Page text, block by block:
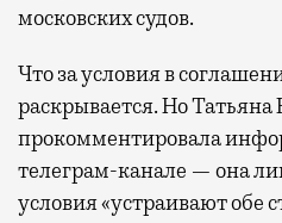
московских судов.
Что за условия в
раскрывается. Но
прокомментировала
телеграм-канале — она
условия «устраивают обе